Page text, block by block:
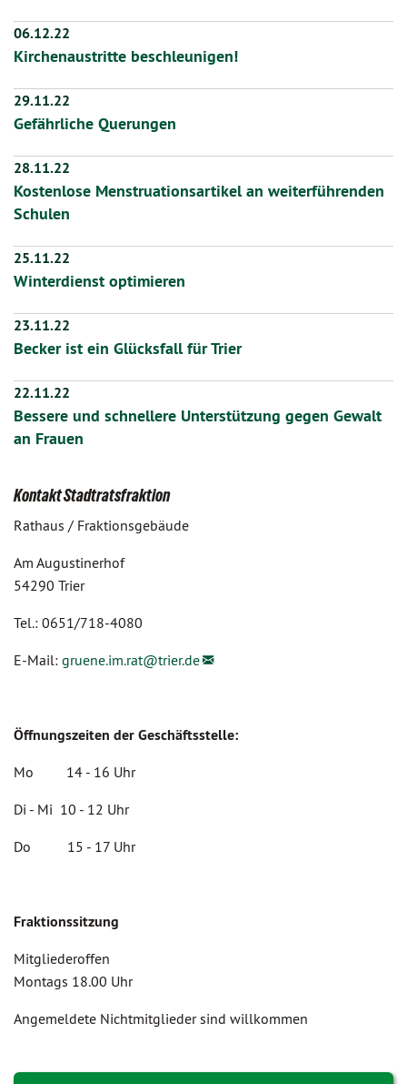
06.12.22
Kirchenaustritte beschleunigen!
29.11.22
Gefährliche Querungen
28.11.22
Kostenlose Menstruationsartikel an weiterführenden
Schulen
25.11.22
Winterdienst optimieren
23.11.22
Becker ist ein Glücksfall für Trier
22.11.22
Bessere und schnellere Unterstützung gegen Gewalt
an Frauen
Kontakt Stadtratsfraktion
Rathaus / Fraktionsgebäude
Am Augustinerhof
54290 Trier
Tel.: 0651/718-4080
E-Mail: gruene.im.rat@trier.de
Öffnungszeiten der Geschäftsstelle:
Mo 14 - 16 Uhr
Di - Mi 10 - 12 Uhr
Do 15 - 17 Uhr
Fraktionssitzung
Mitgliederoffen
Montags 18.00 Uhr
Angemeldete Nichtmitglieder sind willkommen